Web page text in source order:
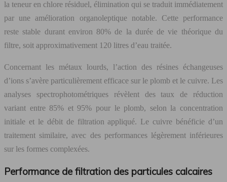
la teneur en chlore résiduel, élimination qui se traduit immédiatement
par une amélioration organoleptique notable. Cette performance
reste stable durant environ 80% de la durée de vie théorique du
filtre, soit approximativement 120 litres d’eau traitée.
Concernant les métaux lourds, l’action des résines échangeuses
d’ions s’avère particulièrement efficace sur le plomb et le cuivre. Les
analyses spectrophotométriques révèlent des taux de réduction
variant entre 85% et 95% pour le plomb, selon la concentration
initiale et le débit de filtration appliqué. Le cuivre bénéficie d’un
traitement similaire, avec des performances légèrement inférieures
sur les formes complexées.
Performance de filtration des particules calcaires